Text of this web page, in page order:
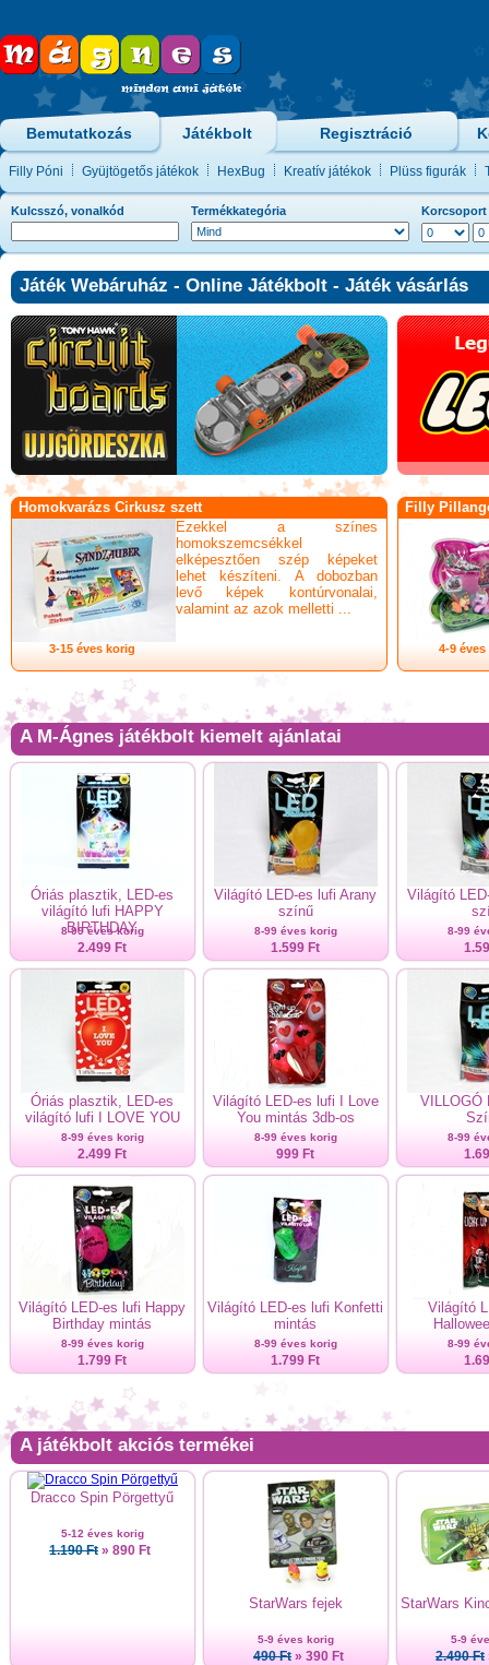
Bemutatkozás Játékbolt Regisztráció
Filly Póni Gyüjtögetős játékok HexBug Kreatív játékok Plüss figurák
Kulcsszó, vonalkód Termékkategória Korcsoport
Játék Webáruház - Online Játékbolt - Játék vásárlás
Homokvarázs Cirkusz szett
Ezekkel a színes
homokszemcsékkel
elképesztően szép képeket
lehet készíteni. A dobozban
levő képek kontúrvonalai,
valamint az azok melletti ...
3-15 éves korig
Filly
4-9
A M-Ágnes játékbolt kiemelt ajánlatai
Óriás plasztik, LED-es
világító lufi HAPPY
BIRTHDAY
8-99 éves korig
2.499 Ft
Világító LED-es lufi Arany
színű
8-99 éves korig
1.599 Ft
Világító
8-99
Óriás plasztik, LED-es
világító lufi I LOVE YOU
8-99 éves korig
2.499 Ft
Világító LED-es lufi I Love
You mintás 3db-os
8-99 éves korig
999 Ft
VILLOGÓ
8-99
Világító LED-es lufi Happy
Birthday mintás
8-99 éves korig
1.799 Ft
Világító LED-es lufi Konfetti
mintás
8-99 éves korig
1.799 Ft
Világító
8-99
A játékbolt akciós termékei
Dracco Spin Pörgettyű
5-12 éves korig
1.190 Ft » 890 Ft
StarWars fejek
5-9 éves korig
490 Ft » 390 Ft
StarWars
5-9
2.490 Ft